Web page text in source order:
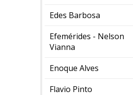
Edes Barbosa
Efemérides - Nelson
Vianna
Enoque Alves
Flavio Pinto